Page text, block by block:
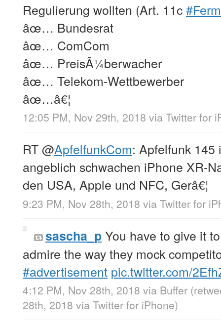
Regulierung wollten (Art. 11c
âœ… Bundesrat
âœ… ComCom
âœ… PreisÃ¼berwacher
âœ… Telekom-Wettbewerber
âœ…â€¦
12:05 PM, Nov 29th, 2018 via Twitter for
RT@ApfelfunkCom: Apfelfunk 145
angeblich schwachen iPhone XR-
den USA, Apple und NFC, Gerâ€¦
9:23 PM, Nov 28th, 2018 via Twitter for
sascha_pYou have to give it
admire the way they mock
#advertisement pic.twitter.com/
4:12 PM, Nov 28th, 2018 via Buffer
28th, 2018 via Twitter for iPhone)